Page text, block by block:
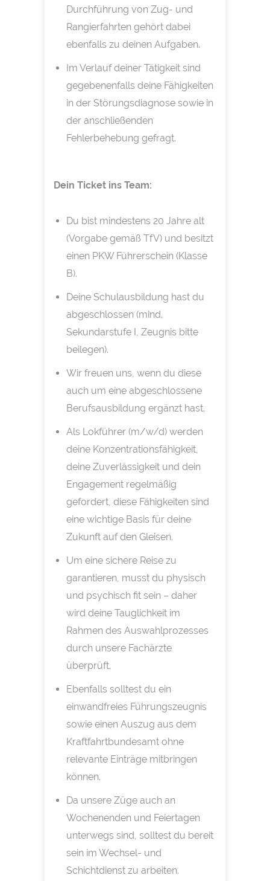
Durchführung von Zug- und
Rangierfahrten gehört dabei
ebenfalls zu deinen Aufgaben.
Im Verlauf deiner Tätigkeit sind
gegebenenfalls deine Fähigkeiten
in der Störungsdiagnose sowie in
der anschließenden
Fehlerbehebung gefragt.
Dein Ticket ins Team:
Du bist mindestens 20 Jahre alt
(Vorgabe gemäß TfV) und besitzt
einen PKW Führerschein (Klasse
B).
Deine Schulausbildung hast du
abgeschlossen (mind.
Sekundarstufe I, Zeugnis bitte
beilegen).
Wir freuen uns, wenn du diese
auch um eine abgeschlossene
Berufsausbildung ergänzt hast.
Als Lokführer (m/w/d) werden
deine Konzentrationsfähigkeit,
deine Zuverlässigkeit und dein
Engagement regelmäßig
gefordert, diese Fähigkeiten sind
eine wichtige Basis für deine
Zukunft auf den Gleisen.
Um eine sichere Reise zu
garantieren, musst du physisch
und psychisch fit sein – daher
wird deine Tauglichkeit im
Rahmen des Auswahlprozesses
durch unsere Fachärzte
überprüft.
Ebenfalls solltest du ein
einwandfreies Führungszeugnis
sowie einen Auszug aus dem
Kraftfahrtbundesamt ohne
relevante Einträge mitbringen
können.
Da unsere Züge auch an
Wochenenden und Feiertagen
unterwegs sind, solltest du bereit
sein im Wechsel- und
Schichtdienst zu arbeiten.